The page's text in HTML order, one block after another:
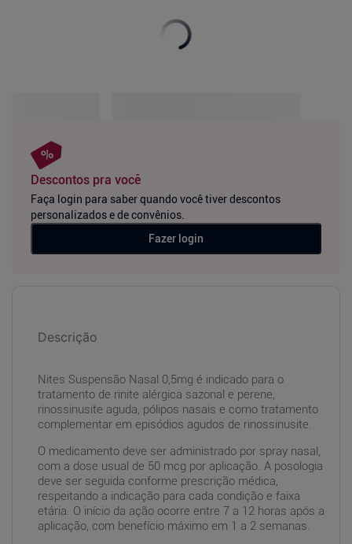
Descontos pra você
Faça login para saber quando você tiver descontos
personalizados e de convênios.
Fazer login
Descrição
Nites Suspensão Nasal 0,5mg é indicado para o
tratamento de rinite alérgica sazonal e perene,
rinossinusite aguda, pólipos nasais e como tratamento
complementar em episódios agudos de rinossinusite.
O medicamento deve ser administrado por spray nasal,
com a dose usual de 50 mcg por aplicação. A posologia
deve ser seguida conforme prescrição médica,
respeitando a indicação para cada condição e faixa
etária. O início da ação ocorre entre 7 a 12 horas após a
aplicação, com benefício máximo em 1 a 2 semanas.